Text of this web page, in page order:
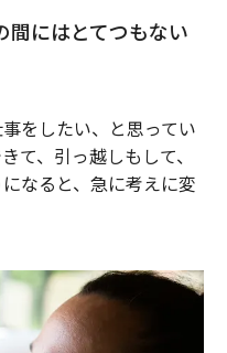
間にはとてつもない
をしたい、と思ってい
て、引っ越しもして、
なると、急に考えに変